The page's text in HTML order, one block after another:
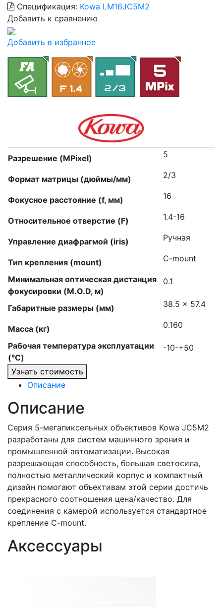
Спецификация: Kowa LM16JC5M2
Добавить к сравнению
Добавить в избранное
Разрешение (MPixel) 5
Формат матрицы (дюймы/мм) 2/3
Фокусное расстояние (f, мм) 16
Относительное отверстие (F) 1.4-16
Управление диафрагмой (iris) Ручная
Тип крепления (mount) C-mount
Минимальная оптическая дистанция
фокусировки (M.O.D, м)
0.1
Габаритные размеры (мм) 38.5 × 57.4
Масса (кг) 0.160
Рабочая температура эксплуатации
(°C)
-10-+50
Узнать стоимость
Описание
Описание
Серия 5-мегапиксельных объективов Kowa JC5M2
разработаны для систем машинного зрения и
промышленной автоматизации. Высокая
разрешающая способность, большая светосила,
полностью металлический корпус и компактный
дизайн помогают объективам этой серии достичь
прекрасного соотношения цена/качество. Для
соединения с камерой используется стандартное
крепление C-mount.
Аксессуары